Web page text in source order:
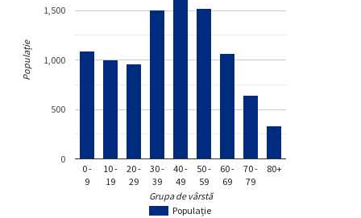
Populație
0 -
9
10 -
19
20 -
29
30 -
39
40 -
49
50 -
59
60 -
69
70 -
79
80+
0
500
1,000
1,500
Grupa de vârstă
Populație